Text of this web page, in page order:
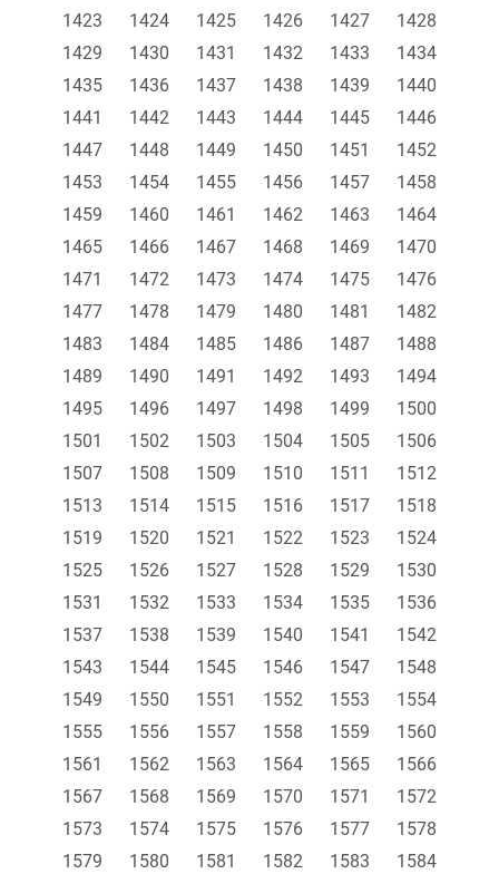
1423
1424 1425 1426 1427
1428
1429
1430 1431 1432 1433
1434
1435
1436 1437 1438 1439
1440
1441
1442 1443 1444 1445
1446
1447
1448 1449 1450 1451
1452
1453
1454 1455 1456 1457
1458
1459
1460 1461 1462 1463
1464
1465
1466 1467 1468 1469
1470
1471
1472 1473 1474 1475
1476
1477
1478 1479 1480 1481
1482
1483
1484 1485 1486 1487
1488
1489
1490 1491 1492 1493
1494
1495
1496 1497 1498 1499
1500
1501
1502 1503 1504 1505
1506
1507
1508 1509 1510 1511
1512
1513
1514 1515 1516 1517
1518
1519
1520 1521 1522 1523
1524
1525
1526 1527 1528 1529
1530
1531
1532 1533 1534 1535
1536
1537
1538 1539 1540 1541
1542
1543
1544 1545 1546 1547
1548
1549
1550 1551 1552 1553
1554
1555
1556 1557 1558 1559
1560
1561
1562 1563 1564 1565
1566
1567
1568 1569 1570 1571
1572
1573
1574 1575 1576 1577
1578
1579
1580 1581 1582 1583
1584